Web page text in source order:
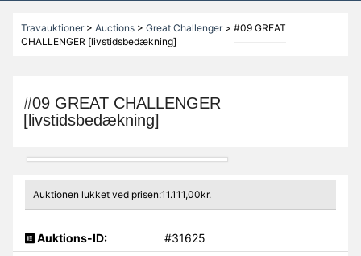
Travauktioner> Auctions> Great Challenger> #09 GREAT
CHALLENGER [livstidsbedækning]
#09 GREAT CHALLENGER
[livstidsbedækning]
Auktionen lukket ved prisen:11.111,00kr.
Auktions-ID:
#31625